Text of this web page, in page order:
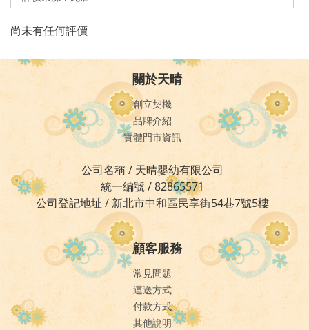
尚未有任何評價
關於天晴
創立契機
品牌介紹
實體門市資訊
公司名稱 / 天晴嬰幼有限公司
統一編號 / 82865571
公司登記地址 / 新北市中和區民享街54巷7號5樓
顧客服務
常見問題
運送方式
付款方式
其他說明